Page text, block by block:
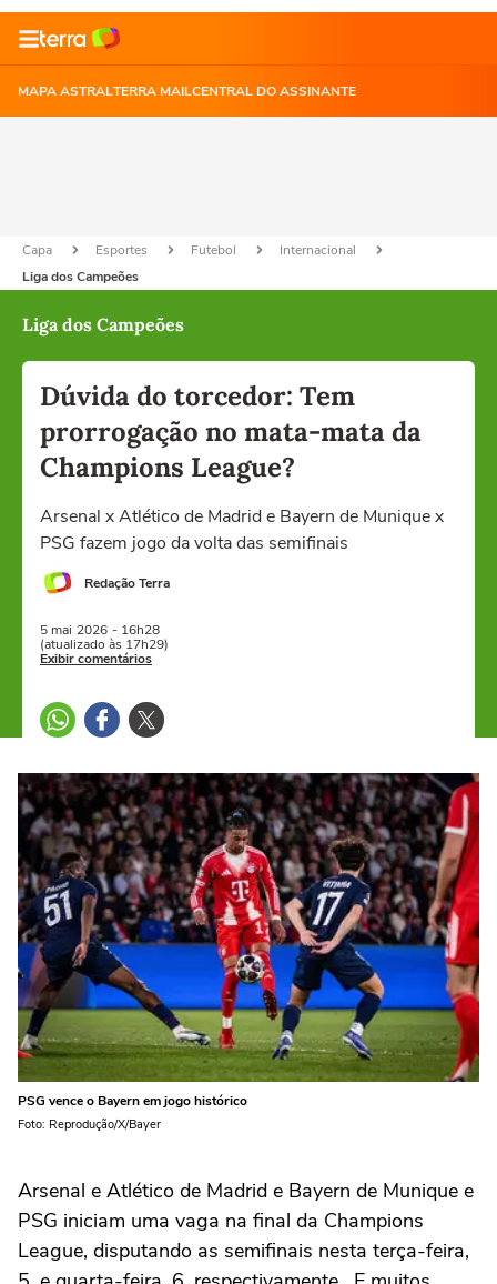
MAPA ASTRALTERRA MAILCENTRAL DO ASSINANTE
Capa Esportes Futebol
Internacional
Liga dos Campeões
Liga dos Campeões
Dúvida do torcedor: Tem
prorrogação no mata-mata da
Champions League?
Arsenal x Atlético de Madrid e Bayern de Munique x
PSG fazem jogo da volta das semifinais
Redação Terra
5 mai 2026 - 16h28
(atualizado às 17h29)
Exibir comentários
PSG vence o Bayern em jogo histórico
Foto: Reprodução/X/Bayer
Arsenal e Atlético de Madrid e Bayern de Munique e
PSG iniciam uma vaga na final da Champions
League, disputando as semifinais nesta terça-feira,